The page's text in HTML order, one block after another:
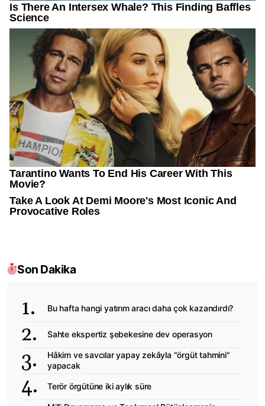
Son Dakika
Bu hafta hangi yatırım aracı daha çok kazandırdı?
Sahte ekspertiz şebekesine dev operasyon
Hâkim ve savcılar yapay zekâyla "örgüt tahmini"
yapacak
Terör örgütüne iki aylık süre